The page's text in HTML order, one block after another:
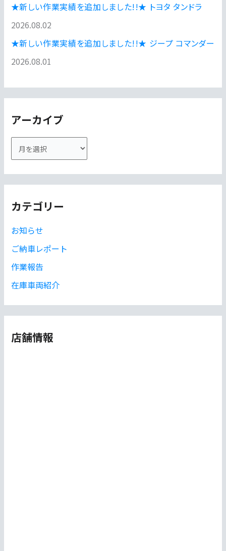
★新しい作業実績を追加しました!!★ トヨタ タンドラ
2026.08.02
★新しい作業実績を追加しました!!★ ジープ コマンダー
2026.08.01
アーカイブ
ー
カ
ブ
カテゴリー
お知らせ
ご納車レポート
作業報告
在庫車両紹介
店舗情報